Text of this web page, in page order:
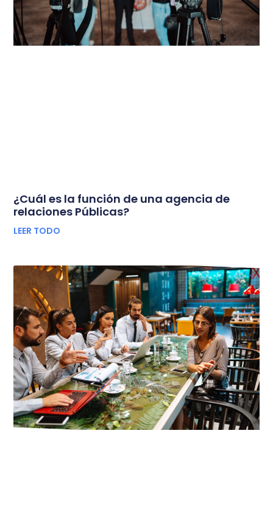
¿Cuál es la función de una agencia de
relaciones Públicas?
LEER TODO